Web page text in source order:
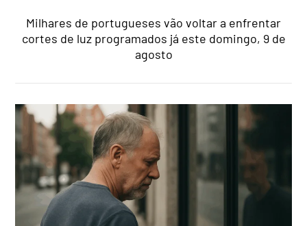
Milhares de portugueses vão voltar a enfrentar
cortes de luz programados já este domingo, 9 de
agosto